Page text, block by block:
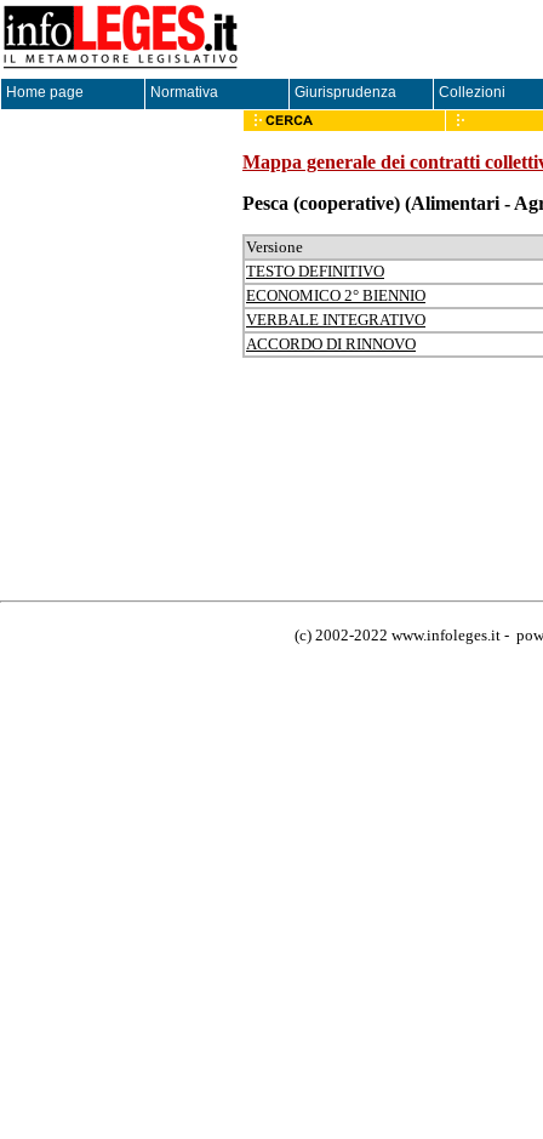
Home page Normativa Giurisprudenza Collezioni
Mappa generale dei contratti
Pesca (cooperative) (Alimentari -
Versione
TESTO DEFINITIVO
ECONOMICO 2° BIENNIO
VERBALE INTEGRATIVO
ACCORDO DI RINNOVO
(c) 2002-2022 www.infoleges.it -